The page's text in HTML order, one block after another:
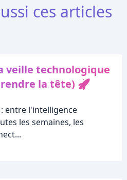
ces articles
veille technologique
la tête) 🚀
entre l'intelligence
les semaines, les